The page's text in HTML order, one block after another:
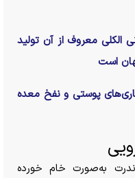
الکلی معروف از آن تولید
است
پوستی و نفخ معده
به‌صورت خام خورده